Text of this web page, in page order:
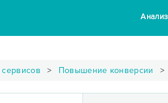
сервисов Повышение конверсии